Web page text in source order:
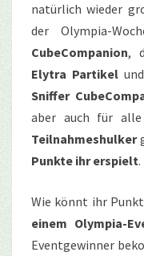
natürlich wieder
der Olympia-
CubeCompanion,
Elytra Partikel
Sniffer
aber auch für
Teilnahmeshulker
Punkte ihr erspielt.
Wie könnt ihr
einem Olympia-
Eventgewinner